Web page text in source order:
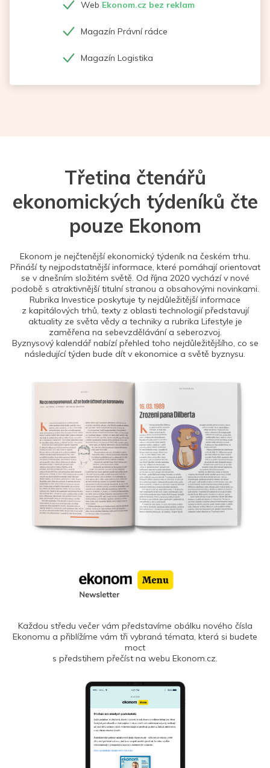
Web Ekonom.cz bez reklam
Magazín Právní rádce
Magazín Logistika
Třetina čtenářů
ekonomických týdeníků čte
pouze Ekonom
Ekonom je nejčtenější ekonomický týdeník na českém trhu.
Přináší ty nejpodstatnější informace, které pomáhají orientovat
se v dnešním složitém světě. Od října 2020 vychází v nové
podobě s atraktivnější titulní stranou a obsahovými novinkami.
Rubrika Investice poskytuje ty nejdůležitější informace
z kapitálových trhů, texty z oblasti technologií představují
aktuality ze světa vědy a techniky a rubrika Lifestyle je
zaměřena na sebevzdělávání a seberozvoj.
Byznysový kalendář nabízí přehled toho nejdůležitějšího, co se
následující týden bude dít v ekonomice a světě byznysu.
Každou středu večer vám představíme obálku nového čísla
Ekonomu a přiblížíme vám tři vybraná témata, která si budete
moct
s předstihem přečíst na webu Ekonom.cz.